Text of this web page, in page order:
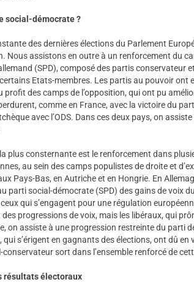
social-démocrate ?
des dernières élections du Parlement
Nous assistons en outre à un renforcement du
(SPD), composé des partis conservateur
Etats-membres. Les partis au pouvoir ont
profit des camps de l’opposition, qui ont pu
comme en France, avec la victoire du
avec l’ODS. Dans ces deux pays, on
plus consternante est le renforcement dans
au sein des camps populistes de droite et
Pays-Bas, en Autriche et en Hongrie. En
parti social-démocrate (SPD) des gains de voix
qui s’engagent pour une régulation
progressions de voix, mais les libéraux, qui
on assiste à une progression restreinte du parti
qui s’érigent en gagnants des élections, ont dû
conservateur sort dans l’ensemble renforcé de
résultats électoraux